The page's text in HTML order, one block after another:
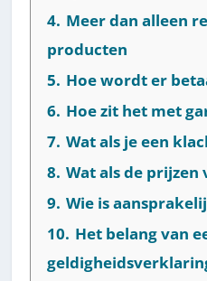
4. Meer dan alleen
producten
5. Hoe wordt er
6. Hoe zit het met
7. Wat als je een
8. Wat als de prijzen
9. Wie is
10. Het belang van